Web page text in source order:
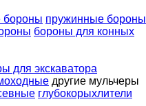
бороны пружинные бороны
бороны для конных
для экскаватора
другие мульчеры
глубокорыхлители